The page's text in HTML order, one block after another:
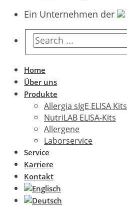
Ein Unternehmen der
Home
Über uns
Produkte
Allergia sIgE ELISA Kits
NutriLAB ELISA-Kits
Allergene
Laborservice
Service
Karriere
Kontakt